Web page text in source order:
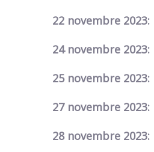
22 novembre 2023:
24 novembre 2023:
25 novembre 2023:
27 novembre 2023:
28 novembre 2023: